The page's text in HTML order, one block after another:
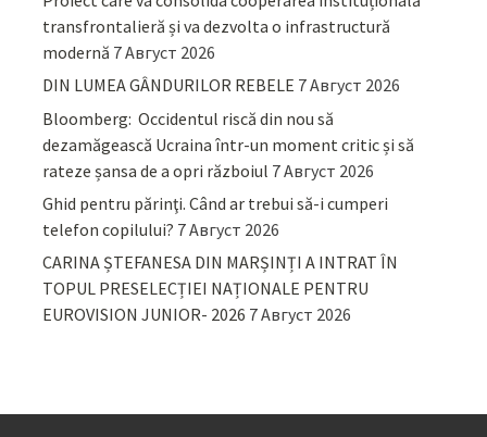
transfrontalieră și va dezvolta o infrastructură
modernă 7 Август 2026
DIN LUMEA GÂNDURILOR REBELE 7 Август 2026
Bloomberg: Occidentul riscă din nou să
dezamăgească Ucraina într-un moment critic și să
rateze șansa de a opri războiul 7 Август 2026
Ghid pentru părinţi. Când ar trebui să-i cumperi
telefon copilului? 7 Август 2026
CARINA ȘTEFANESA DIN MARȘINȚI A INTRAT ÎN
TOPUL PRESELECȚIEI NAȚIONALE PENTRU
EUROVISION JUNIOR- 2026 7 Август 2026